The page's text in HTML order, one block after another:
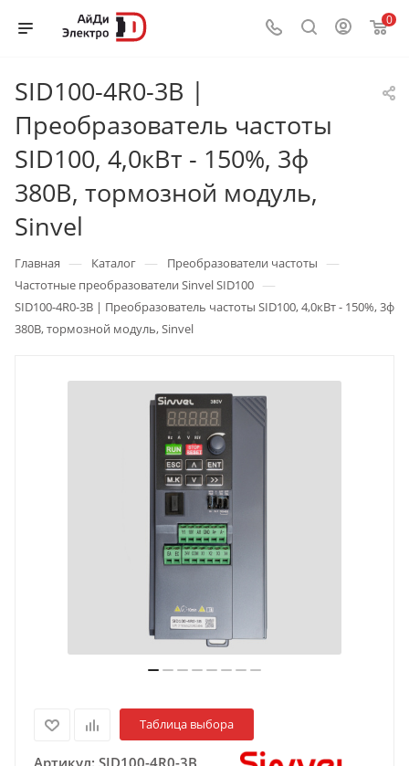
0
SID100-4R0-3B |
Преобразователь частоты
SID100, 4,0кВт - 150%, 3ф
380В, тормозной модуль,
Sinvel
Главная — Каталог — Преобразователи частоты —
Частотные преобразователи Sinvel SID100 —
SID100-4R0-3B | Преобразователь частоты SID100, 4,0кВт - 150%, 3ф
380В, тормозной модуль, Sinvel
Таблица выбора